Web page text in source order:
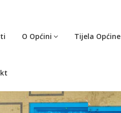
O Općini Tijela Općine